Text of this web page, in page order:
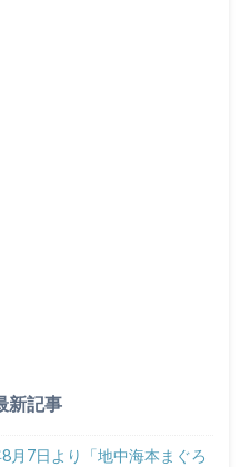
新記事
月7日より「地中海本まぐろ